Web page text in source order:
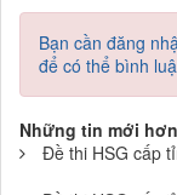
Bạn cần đăng
để có thể bình
Những tin mới hơn
Đề thi HSG cấp